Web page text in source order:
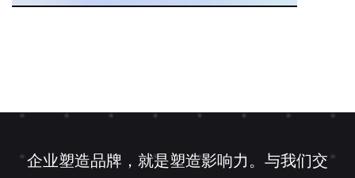
企业塑造品牌，就是塑造影响力。与我们交